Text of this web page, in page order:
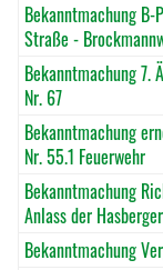
Bekanntmachung B-
Straße -
Bekanntmachung 7.
Nr. 67
Bekanntmachung
Nr. 55.1 Feuerwehr
Bekanntmachung
Anlass der
Bekanntmachung